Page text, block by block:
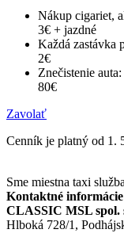
Nákup cigariet,
3€ + jazdné
Každá zastávka
2€
Znečistenie auta:
80€
Zavolať
Cenník je platný od 1.
Sme miestna taxi
Kontaktné
CLASSIC MSL spol.
Hlboká 728/1,